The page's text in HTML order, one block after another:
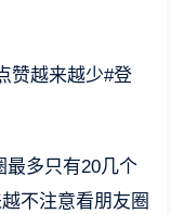
赞越来越少#登
最多只有20几个
不注意看朋友圈